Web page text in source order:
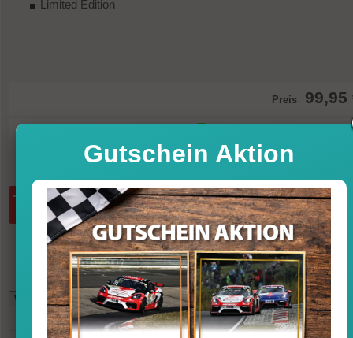
Limited Edition
Preis 99,95
Sofort versandfertig, Lieferfrist 1-3
inkl. MwSt. zzgl.
Menge: in den Warenkorb
*
85,29 GBP (British Pound) 110,56
USD (U.S. Dollar)
Gutschein Aktion